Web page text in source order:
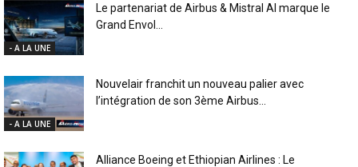
- A LA UNE
Le partenariat de Airbus & Mistral AI marque le
Grand Envol...
- A LA UNE
Nouvelair franchit un nouveau palier avec
l’intégration de son 3ème Airbus...
Alliance Boeing et Ethiopian Airlines : Le